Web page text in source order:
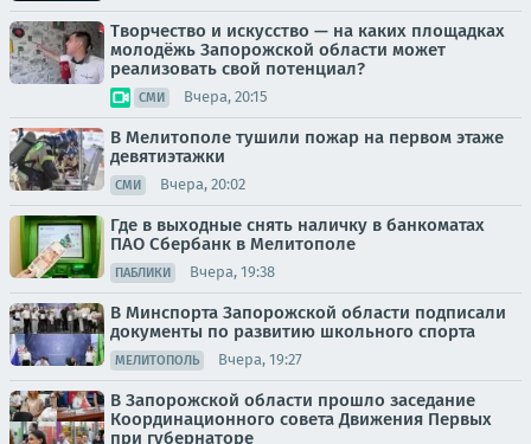
Творчество и искусство — на каких площадках
молодёжь Запорожской области может
реализовать свой потенциал?
СМИ Вчера, 20:15
В Мелитополе тушили пожар на первом этаже
девятиэтажки
СМИ Вчера, 20:02
Где в выходные снять наличку в банкоматах
ПАО Сбербанк в Мелитополе
ПАБЛИКИ Вчера, 19:38
В Минспорта Запорожской области подписали
документы по развитию школьного спорта
МЕЛИТОПОЛЬ Вчера, 19:27
В Запорожской области прошло заседание
Координационного совета Движения Первых
при губернаторе